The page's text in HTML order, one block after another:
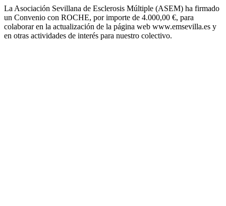
La Asociación Sevillana de Esclerosis Múltiple (ASEM) ha firmado
un Convenio con ROCHE, por importe de 4.000,00 €, para
colaborar en la actualización de la página web www.emsevilla.es y
en otras actividades de interés para nuestro colectivo.